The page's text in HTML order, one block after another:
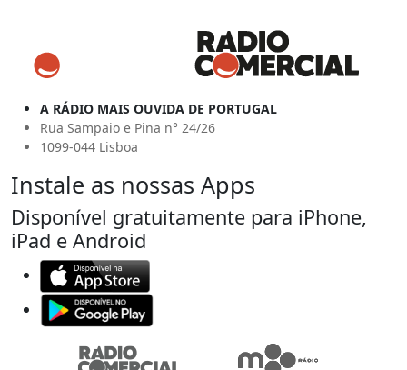
A RÁDIO MAIS OUVIDA DE PORTUGAL
Rua Sampaio e Pina n° 24/26
1099-044 Lisboa
Instale as nossas Apps
Disponível gratuitamente para iPhone,
iPad e Android